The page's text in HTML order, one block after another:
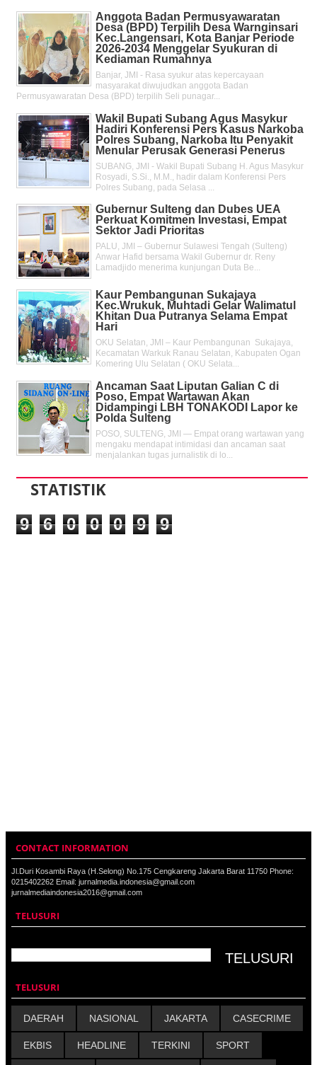
Anggota Badan Permusyawaratan
Desa (BPD) Terpilih Desa Warnginsari
Kec.Langensari, Kota Banjar Periode
2026-2034 Menggelar Syukuran di
Kediaman Rumahnya
Banjar, JMI - Rasa syukur atas kepercayaan
masyarakat diwujudkan anggota Badan
Permusyawaratan Desa (BPD) terpilih Seli punagar...
Wakil Bupati Subang Agus Masykur
Hadiri Konferensi Pers Kasus Narkoba
Polres Subang, Narkoba Itu Penyakit
Menular Perusak Generasi Penerus
SUBANG, JMI - Wakil Bupati Subang H. Agus Masykur
Rosyadi, S.Si., M.M., hadir dalam Konferensi Pers
Polres Subang, pada Selasa ...
Gubernur Sulteng dan Dubes UEA
Perkuat Komitmen Investasi, Empat
Sektor Jadi Prioritas
PALU, JMI – Gubernur Sulawesi Tengah (Sulteng)
Anwar Hafid bersama Wakil Gubernur dr. Reny
Lamadjido menerima kunjungan Duta Be...
Kaur Pembangunan Sukajaya
Kec.Wrukuk, Muhtadi Gelar Walimatul
Khitan Dua Putranya Selama Empat
Hari
OKU Selatan, JMI – Kaur Pembangunan Sukajaya,
Kecamatan Warkuk Ranau Selatan, Kabupaten Ogan
Komering Ulu Selatan ( OKU Selata...
Ancaman Saat Liputan Galian C di
Poso, Empat Wartawan Akan
Didampingi LBH TONAKODI Lapor ke
Polda Sulteng
POSO, SULTENG, JMI — Empat orang wartawan yang
mengaku mendapat intimidasi dan ancaman saat
menjalankan tugas jurnalistik di lo...
STATISTIK
9 6 0 0 0 9 9
CONTACT INFORMATION
Jl.Duri Kosambi Raya (H.Selong) No.175 Cengkareng Jakarta Barat 11750 Phone:
0215402262 Email: jurnalmedia.indonesia@gmail.com
jurnalmediaindonesia2016@gmail.com
TELUSURI
TELUSURI
DAERAH NASIONAL JAKARTA CASECRIME
EKBIS HEADLINE TERKINI SPORT